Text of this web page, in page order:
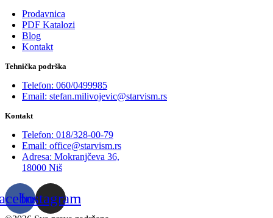
Prodavnica
PDF Katalozi
Blog
Kontakt
Tehnička podrška
Telefon: 060/0499985
Email: stefan.milivojevic@starvism.rs
Kontakt
Telefon: 018/328-00-79
Email: office@starvism.rs
Adresa: Mokranjčeva 36,
18000 Niš
Instagram